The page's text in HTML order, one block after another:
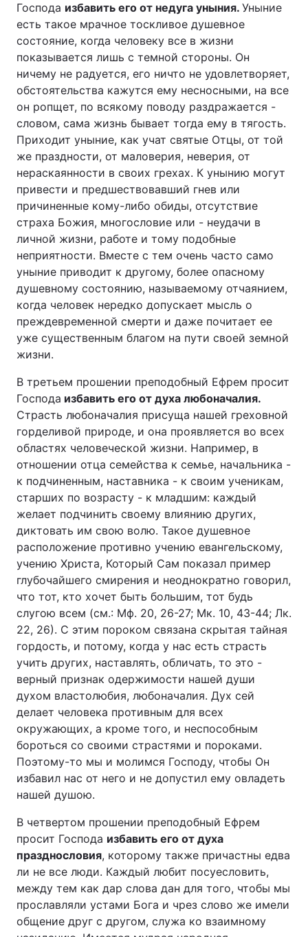
Господа избавить его от недуга уныния. Уныние
есть такое мрачное тоскливое душевное
состояние, когда человеку все в жизни
показывается лишь с темной стороны. Он
ничему не радуется, его ничто не удовлетворяет,
обстоятельства кажутся ему несносными, на все
он ропщет, по всякому поводу раздражается -
словом, сама жизнь бывает тогда ему в тягость.
Приходит уныние, как учат святые Отцы, от той
же праздности, от маловерия, неверия, от
нераскаянности в своих грехах. К унынию могут
привести и предшествовавший гнев или
причиненные кому-либо обиды, отсутствие
страха Божия, многословие или - неудачи в
личной жизни, работе и тому подобные
неприятности. Вместе с тем очень часто само
уныние приводит к другому, более опасному
душевному состоянию, называемому отчаянием,
когда человек нередко допускает мысль о
преждевременной смерти и даже почитает ее
уже существенным благом на пути своей земной
жизни.
В третьем прошении преподобный Ефрем просит
Господа избавить его от духа любоначалия.
Страсть любоначалия присуща нашей греховной
горделивой природе, и она проявляется во всех
областях человеческой жизни. Например, в
отношении отца семейства к семье, начальника -
к подчиненным, наставника - к своим ученикам,
старших по возрасту - к младшим: каждый
желает подчинить своему влиянию других,
диктовать им свою волю. Такое душевное
расположение противно учению евангельскому,
учению Христа, Который Сам показал пример
глубочайшего смирения и неоднократно говорил,
что тот, кто хочет быть большим, тот будь
слугою всем (см.: Мф. 20, 26-27; Мк. 10, 43-44; Лк.
22, 26). С этим пороком связана скрытая тайная
гордость, и потому, когда у нас есть страсть
учить других, наставлять, обличать, то это -
верный признак одержимости нашей души
духом властолюбия, любоначалия. Дух сей
делает человека противным для всех
окружающих, а кроме того, и неспособным
бороться со своими страстями и пороками.
Поэтому-то мы и молимся Господу, чтобы Он
избавил нас от него и не допустил ему овладеть
нашей душою.
В четвертом прошении преподобный Ефрем
просит Господа избавить его от духа
празднословия, которому также причастны едва
ли не все люди. Каждый любит посуесловить,
между тем как дар слова дан для того, чтобы мы
прославляли устами Бога и чрез слово же имели
общение друг с другом, служа ко взаимному